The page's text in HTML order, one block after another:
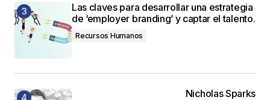
Las claves para desarrollar una estrategia
de ‘employer branding’ y captar el talento.
Recursos Humanos
Nicholas Sparks